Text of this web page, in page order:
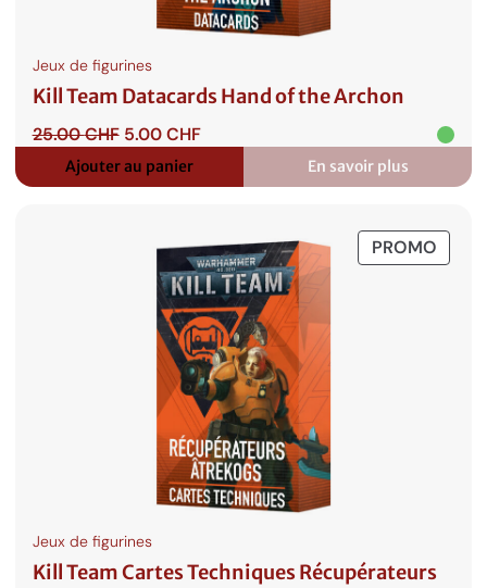
Jeux de figurines
Kill Team Datacards Hand of the Archon
25.00CHF Le
prix
initial
5.00CHFLe
actuel
Ajouter au panier En savoir plus
:
Kill
Datacards
Hand
of
PROMO
EN
Jeux de figurines
Kill Team Cartes Techniques Récupérateurs